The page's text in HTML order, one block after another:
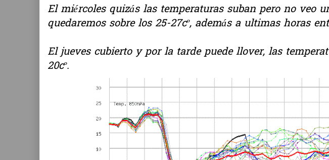
El miércoles quizás las temperaturas suban pero no veo
quedaremos sobre los 25-27cº, además a ultimas horas
El jueves cubierto y por la tarde puede llover, las
20cº.